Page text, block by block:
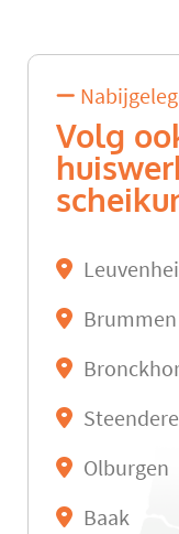
Volg
Brummen
Olburgen
Baak